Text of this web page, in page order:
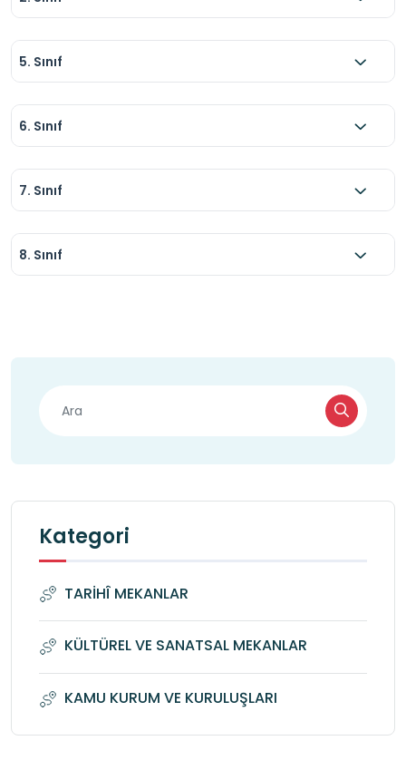
5. Sınıf
6. Sınıf
7. Sınıf
8. Sınıf
Kategori
TARİHÎ MEKANLAR
KÜLTÜREL VE SANATSAL MEKANLAR
KAMU KURUM VE KURULUŞLARI